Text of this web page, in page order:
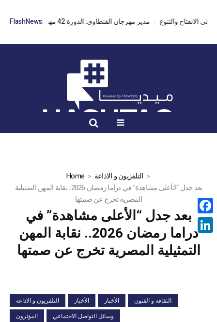
FlashNews: مدير مهرجان القنطاوي: الدورة 42 مهددة بسبب تأخر التراخيص
Home
التلفزيون و الاذاعة
بعد جدل “الأعلى مشاهدة” في دراما رمضان 2026.. نقابة المهن التمثيلية
المصرية تخرج عن صمتها
بعد جدل “الأعلى مشاهدة” في
دراما رمضان 2026.. نقابة المهن
التمثيلية المصرية تخرج عن صمتها
التلفزيون و الاذاعة الأخبار الأخبار
الثقافة و الفنون
المؤثرون
وسائل التواصل الاجتماعي